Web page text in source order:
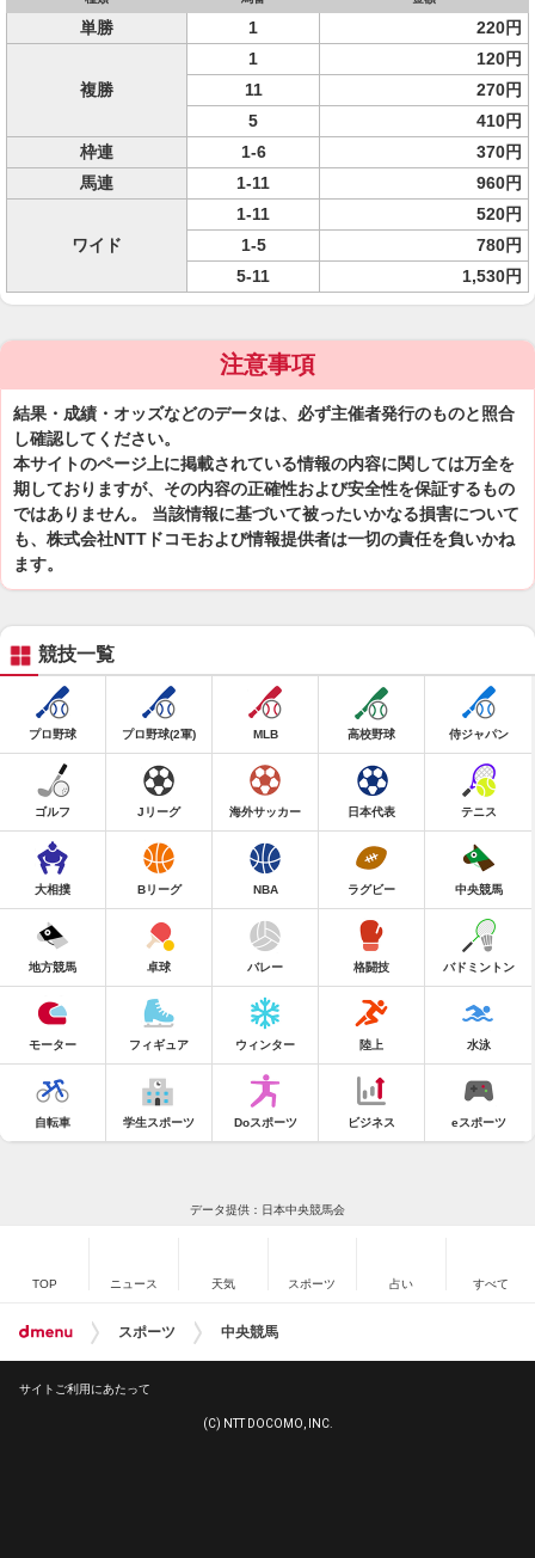
単勝 1 220円
複勝
1
120円
11
270円
5
410円
枠連
1-6
370円
馬連
1-11 960円
ワイド
1-11
520円
1-5
780円
5-11
1,530円
注意事項
結果・成績・オッズなどのデータは、必ず主催者発行のものと照合
し確認してください。
本サイトのページ上に掲載されている情報の内容に関しては万全を
期しておりますが、その内容の正確性および安全性を保証するもの
ではありません。 当該情報に基づいて被ったいかなる損害について
も、株式会社NTTドコモおよび情報提供者は一切の責任を負いかね
ます。
競技一覧
プロ野球 プロ野球(2軍) MLB 高校野球 侍ジャパン
ゴルフ Jリーグ 海外サッカー 日本代表 テニス
大相撲 Bリーグ NBA ラグビー 中央競馬
地方競馬 卓球 バレー 格闘技 バドミントン
モーター フィギュア ウィンター 陸上 水泳
自転車 学生スポーツ Doスポーツ ビジネス eスポーツ
データ提供：日本中央競馬会
TOP ニュース 天気 スポーツ 占い すべて
スポーツ 中央競馬
サイトご利用にあたって
(C) NTT DOCOMO, INC.